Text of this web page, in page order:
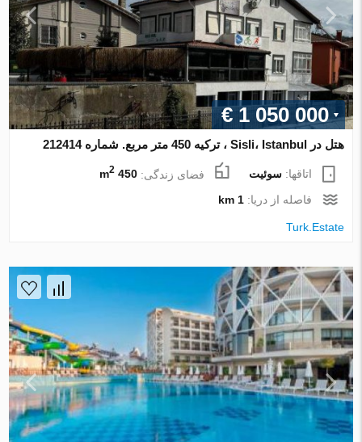
€ 1 050 000
هتل در Sisli، Istanbul ، ترکیه 450 متر مربع. شماره 212414
اتاقها:سوئیت فضای زندگی:450 m
2
فاصله از دریا:1 km
Turk.Estate